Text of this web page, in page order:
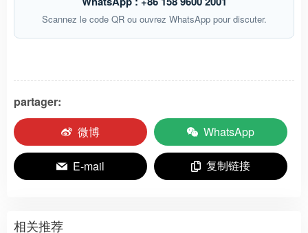
Scannez le code QR ou ouvrez WhatsApp pour discuter.
partager:
微博
WhatsApp
E-mail 复制链接
相关推荐